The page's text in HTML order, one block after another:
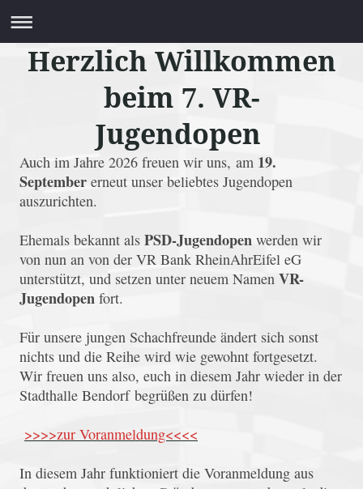
Herzlich Willkommen
beim 7. VR-
Jugendopen
Auch im Jahre 2026 freuen wir uns, am 19.
September erneut unser beliebtes Jugendopen
auszurichten.
Ehemals bekannt als PSD-Jugendopen werden wir
von nun an von der VR Bank RheinAhrEifel eG
unterstützt, und setzen unter neuem Namen VR-
Jugendopen fort.
Für unsere jungen Schachfreunde ändert sich sonst
nichts und die Reihe wird wie gewohnt fortgesetzt.
Wir freuen uns also, euch in diesem Jahr wieder in der
Stadthalle Bendorf begrüßen zu dürfen!
>>>>zur Voranmeldung<<<<
In diesem Jahr funktioniert die Voranmeldung aus